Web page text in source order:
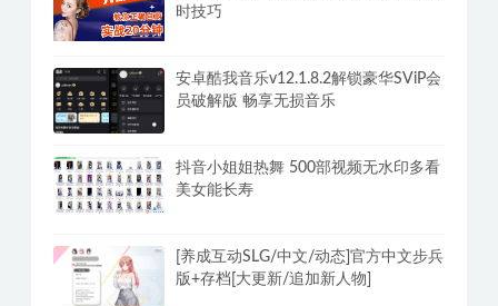
时技巧
安卓酷我音乐v12.1.8.2解锁豪华SViP会
员破解版 畅享无损音乐
抖音小姐姐热舞 500部视频无水印多看
美女能长寿
[养成互动SLG/中文/动态]官方中文步兵
版+存档[大更新/追加新人物]